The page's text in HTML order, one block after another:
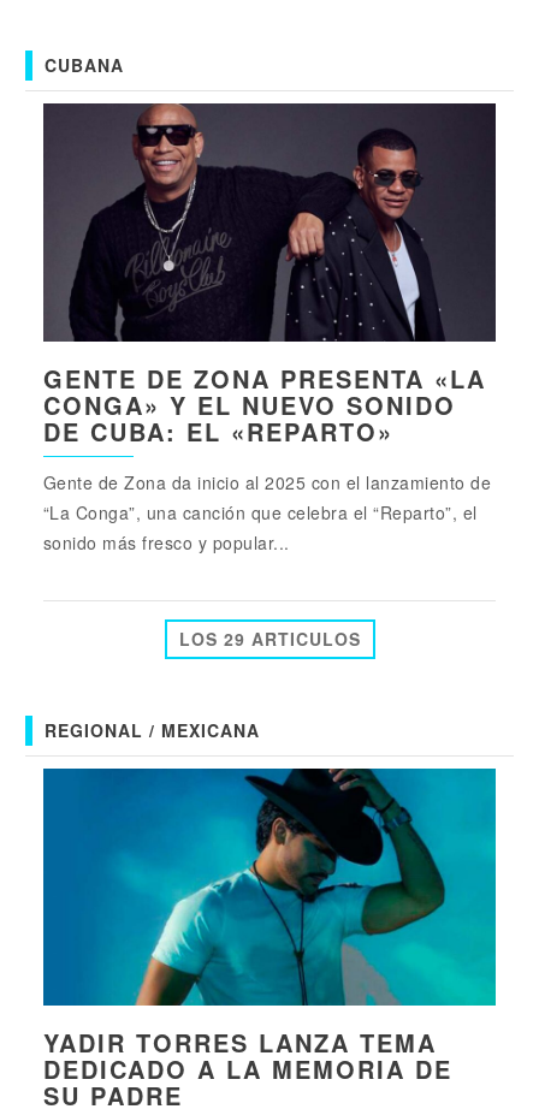
CUBANA
GENTE DE ZONA PRESENTA «LA
CONGA» Y EL NUEVO SONIDO
DE CUBA: EL «REPARTO»
Gente de Zona da inicio al 2025 con el lanzamiento de
“La Conga”, una canción que celebra el “Reparto”, el
sonido más fresco y popular...
LOS 29 ARTICULOS
REGIONAL / MEXICANA
YADIR TORRES LANZA TEMA
DEDICADO A LA MEMORIA DE
SU PADRE